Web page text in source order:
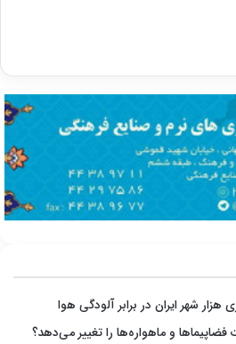
شهر ایران در برابر آلودگی هوا
و ماهواره‌ها را تغییر می‌دهد؟